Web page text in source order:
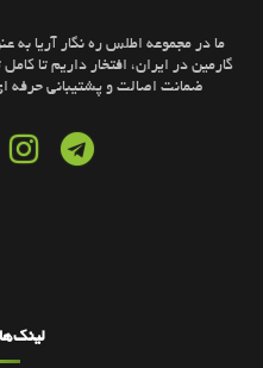
ما در مجموعه اطلس ره نگار آریا
گارمین در ایران، افتخار داریم تا
ضمانت اصالت و پشتیبانی حرفه